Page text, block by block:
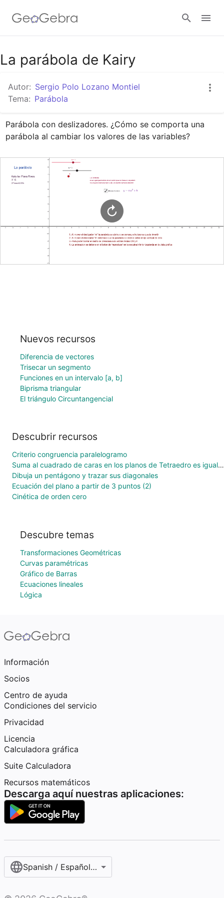
Google Classroom
GeoGebra Classroom
Abrir sesión
La parábola de Kairy
Autor: Sergio Polo Lozano Montiel
Tema: Parábola
Parábola con deslizadores. ¿Cómo se comporta una
parábola al cambiar los valores de las variables?
Nuevos recursos
Diferencia de vectores
Trisecar un segmento
Funciones en un intervalo [a, b]
Biprisma triangular
El triángulo Circuntangencial
Descubrir recursos
Criterio congruencia paralelogramo
Suma al cuadrado de caras en los planos de Tetraedro es igual al cuadrado de la cara oblícua
Dibuja un pentágono y trazar sus diagonales
Ecuación del plano a partir de 3 puntos (2)
Cinética de orden cero
Descubre temas
Transformaciones Geométricas
Curvas paramétricas
Gráfico de Barras
Ecuaciones lineales
Lógica
Información
Socios
Centro de ayuda
Condiciones del servicio
Privacidad
Licencia
Calculadora gráfica
Suite Calculadora
Recursos matemáticos
Descarga aquí nuestras aplicaciones:
Spanish / Español (internacional)